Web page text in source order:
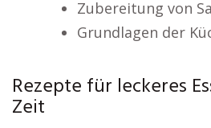
Zubereitung von
Grundlagen der
Rezepte für leckeres
Zeit